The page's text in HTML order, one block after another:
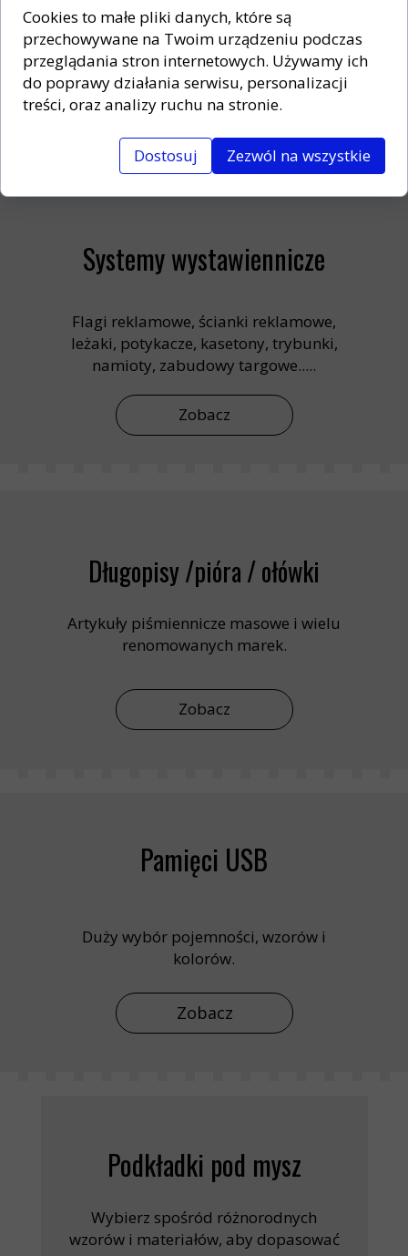
Wybierz spośród różnorodnych
wzorów i materiałów, aby dopasować
Podkładki pod mysz
Zobacz
Duży wybór pojemności, wzorów i
kolorów.
Pamięci USB
Zobacz
Artykuły piśmiennicze masowe i wielu
renomowanych marek.
Długopisy /pióra / ołówki
Zobacz
Zobacz
Upominki okolicznościowe dla
klientów, pracowników,
personalizowane z logo firmy.
Flagi reklamowe, ścianki reklamowe,
leżaki, potykacze, kasetony, trybunki,
namioty, zabudowy targowe.....
Systemy wystawiennicze
Cookies to małe pliki danych, które są
przechowywane na Twoim urządzeniu podczas
przeglądania stron internetowych. Używamy ich
do poprawy działania serwisu, personalizacji
treści, oraz analizy ruchu na stronie.
Dostosuj Zezwól na wszystkie